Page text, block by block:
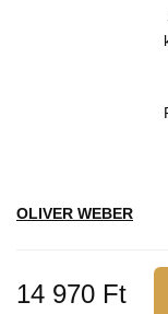
OLIVER WEBER
14 970 Ft